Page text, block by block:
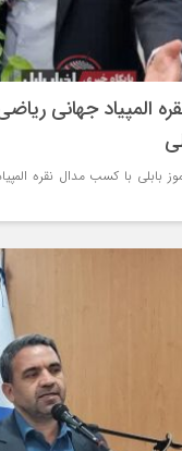
المپیاد جهانی
بابلی با کسب مدال نقره